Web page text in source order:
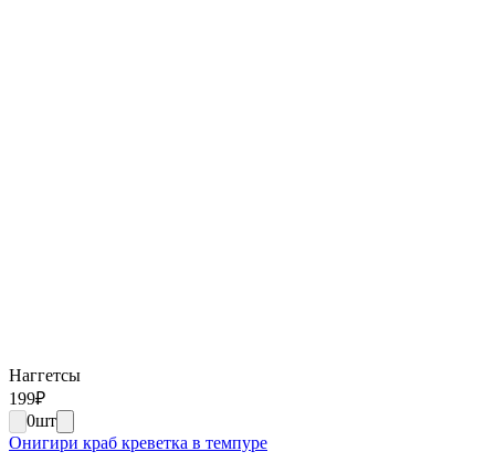
Наггетсы
199₽
0шт
Онигири краб креветка в темпуре